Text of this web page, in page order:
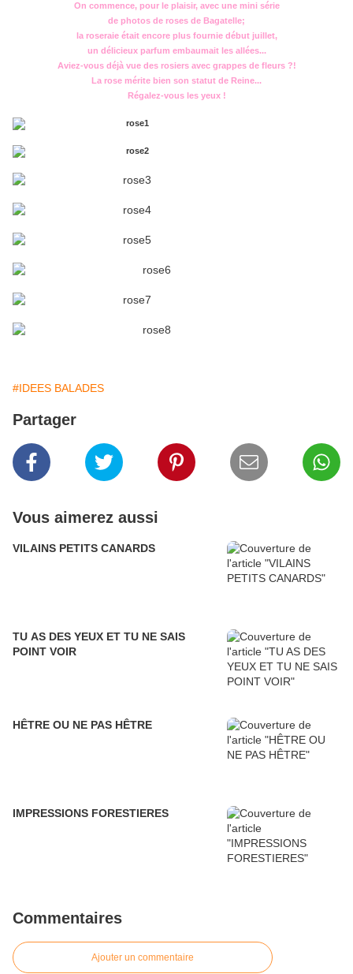
On commence, pour le plaisir, avec une mini série
de photos de roses de Bagatelle;
la roseraie était encore plus fournie début juillet,
un délicieux parfum embaumait les allées...
Aviez-vous déjà vue des rosiers avec grappes de fleurs ?!
La rose mérite bien son statut de Reine...
Régalez-vous les yeux !
#IDEES BALADES
Partager
Vous aimerez aussi
VILAINS PETITS CANARDS
TU AS DES YEUX ET TU NE SAIS
POINT VOIR
HÊTRE OU NE PAS HÊTRE
IMPRESSIONS FORESTIERES
Commentaires
Ajouter un commentaire